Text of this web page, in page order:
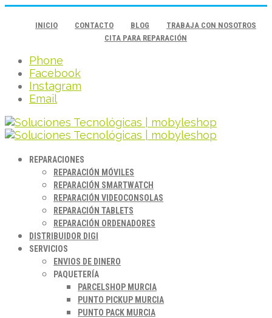
INICIO CONTACTO BLOG
TRABAJA CON NOSOTROS
CITA PARA REPARACIÓN
Phone
Facebook
Instagram
Email
REPARACIONES
REPARACIÓN MÓVILES
REPARACIÓN SMARTWATCH
REPARACIÓN VIDEOCONSOLAS
REPARACIÓN TABLETS
REPARACIÓN ORDENADORES
DISTRIBUIDOR DIGI
SERVICIOS
ENVIOS DE DINERO
PAQUETERÍA
PARCELSHOP MURCIA
PUNTO PICKUP MURCIA
PUNTO PACK MURCIA